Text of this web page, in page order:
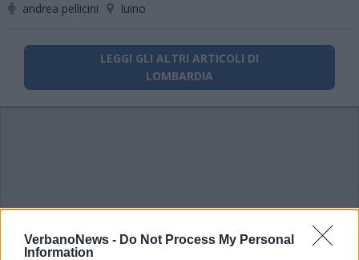
VerbanoNews - Do Not Process My Personal
Information
andrea pellicini
luino
LEGGI GLI ALTRI ARTICOLI DI
LOMBARDIA